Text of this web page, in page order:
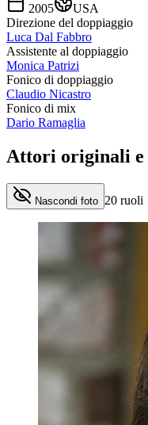
2005
USA
Direzione del doppiaggio
Luca Dal Fabbro
Assistente al doppiaggio
Monica Patrizi
Fonico di doppiaggio
Claudio Nicastro
Fonico di mix
Dario Ramaglia
Attori originali e
Nascondi foto 20 ruoli